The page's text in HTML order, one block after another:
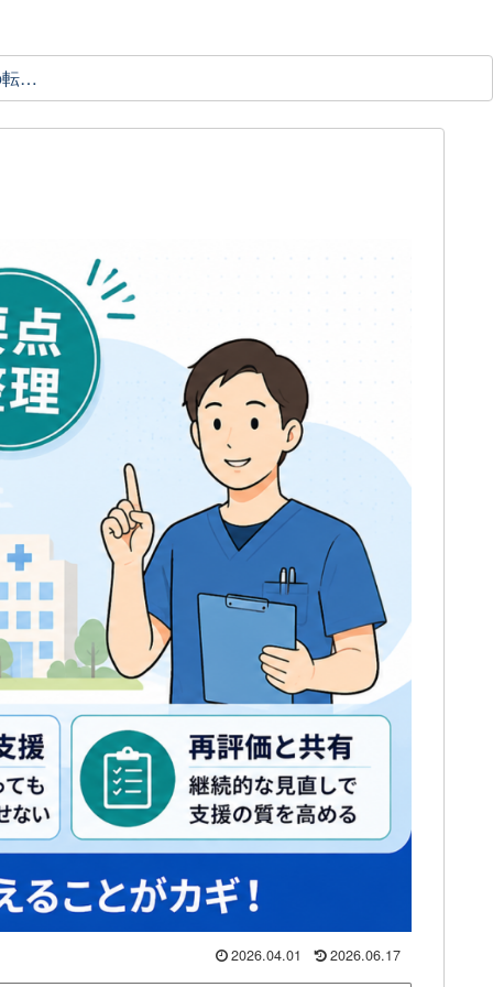
理学療法士の転職ガイド
2026.04.01 2026.06.17